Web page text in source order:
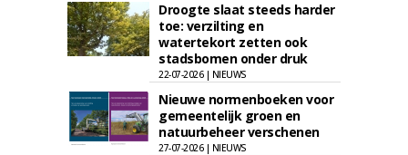
Droogte slaat steeds harder
toe: verzilting en
watertekort zetten ook
stadsbomen onder druk
22-07-2026 | NIEUWS
Nieuwe normenboeken voor
gemeentelijk groen en
natuurbeheer verschenen
27-07-2026 | NIEUWS